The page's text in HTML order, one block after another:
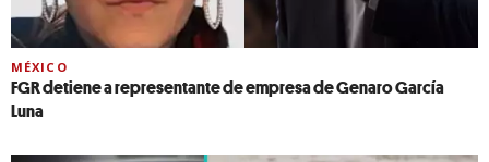
MÉXICO
FGR detiene a representante de empresa de Genaro García
Luna